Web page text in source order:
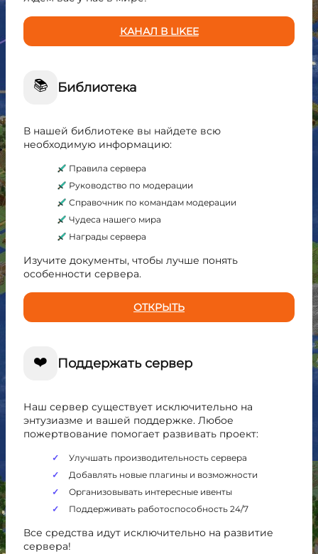
КАНАЛ В LIKEE
📚 Библиотека
В нашей библиотеке вы найдете всю
необходимую информацию:
Правила сервера
Руководство по модерации
Справочник по командам модерации
Чудеса нашего мира
Награды сервера
Изучите документы, чтобы лучше понять
особенности сервера.
ОТКРЫТЬ
❤️ Поддержать сервер
Наш сервер существует исключительно на
энтузиазме и вашей поддержке. Любое
пожертвование помогает развивать проект:
Улучшать производительность сервера
Добавлять новые плагины и возможности
Организовывать интересные ивенты
Поддерживать работоспособность 24/7
Все средства идут исключительно на развитие
сервера!